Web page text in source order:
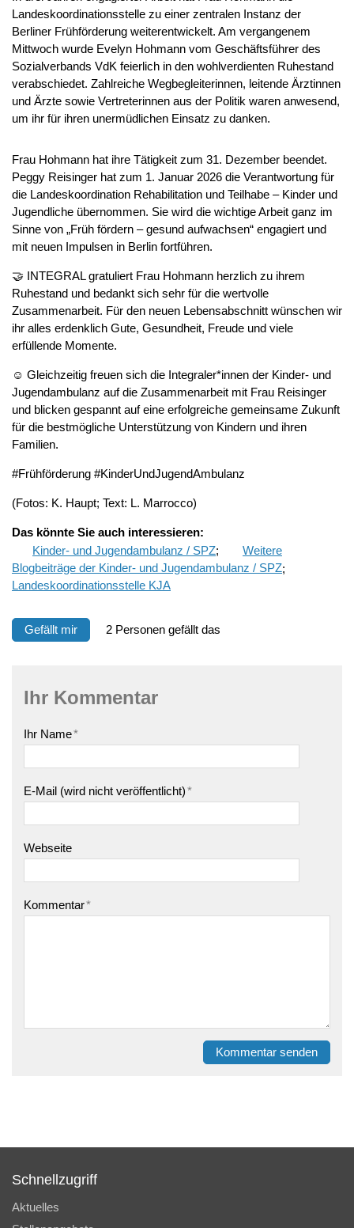
Landeskoordinationsstelle zu einer zentralen Instanz der
Berliner Frühförderung weiterentwickelt. Am vergangenem
Mittwoch wurde Evelyn Hohmann vom Geschäftsführer des
Sozialverbands VdK feierlich in den wohlverdienten Ruhestand
verabschiedet. Zahlreiche Wegbegleiterinnen, leitende Ärztinnen
und Ärzte sowie Vertreterinnen aus der Politik waren anwesend,
um ihr für ihren unermüdlichen Einsatz zu danken.
Frau Hohmann hat ihre Tätigkeit zum 31. Dezember beendet.
Peggy Reisinger hat zum 1. Januar 2026 die Verantwortung für
die Landeskoordination Rehabilitation und Teilhabe – Kinder und
Jugendliche übernommen. Sie wird die wichtige Arbeit ganz im
Sinne von „Früh fördern – gesund aufwachsen“ engagiert und
mit neuen Impulsen in Berlin fortführen.
🤝 INTEGRAL gratuliert Frau Hohmann herzlich zu ihrem
Ruhestand und bedankt sich sehr für die wertvolle
Zusammenarbeit. Für den neuen Lebensabschnitt wünschen wir
ihr alles erdenklich Gute, Gesundheit, Freude und viele
erfüllende Momente.
☺️ Gleichzeitig freuen sich die Integraler*innen der Kinder- und
Jugendambulanz auf die Zusammenarbeit mit Frau Reisinger
und blicken gespannt auf eine erfolgreiche gemeinsame Zukunft
für die bestmögliche Unterstützung von Kindern und ihren
Familien.
#Frühförderung #KinderUndJugendAmbulanz
(Fotos: K. Haupt; Text: L. Marrocco)
Das könnte Sie auch interessieren:
Kinder- und Jugendambulanz / SPZ;
Weitere
Blogbeiträge der Kinder- und Jugendambulanz / SPZ;
Landeskoordinationsstelle KJA
Gefällt mir 2 Personen gefällt das
Ihr Kommentar
Ihr Name*
E-Mail (wird nicht veröffentlicht)*
Webseite
Kommentar*
Kommentar senden
Schnellzugriff
Aktuelles